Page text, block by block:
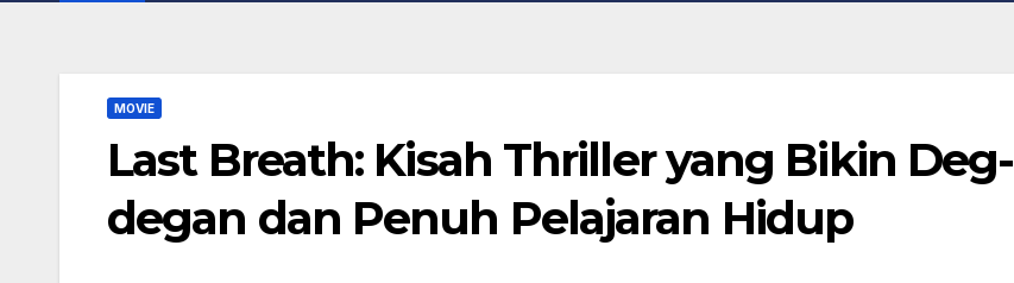
MOVIE
Last Breath: Kisah Thriller yang Bikin Deg-
degan dan Penuh Pelajaran Hidup